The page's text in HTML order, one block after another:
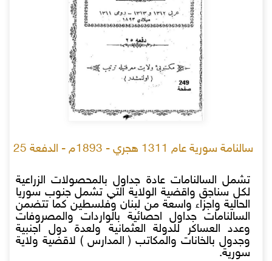
سالنامة سورية عام 1311 هجري - 1893م - الدفعة 25
تشمل السالنامات عادة جداول بالمحصولات الزراعية
لكل سناجق واقضية الولاية التي تشمل جنوب سوريا
الحالية واجزاء واسعة من لبنان وفلسطين كما تتضمن
السالنامات جداول احصائية بالواردات والمصروفات
وعدد العساكر للدولة العثمانية ولعدة دول اجنبية
وجدول بالخانات والمكاتب ( المدارس ) لاقضية ولاية
سورية.